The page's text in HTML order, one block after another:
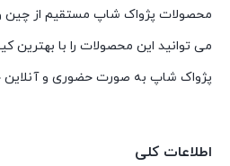
محصولات پژواک شاپ مستقیم از چین
می توانید این محصولات را با بهترین
پژواک شاپ به صورت حضوری و آنلاین
اطلاعات کلی